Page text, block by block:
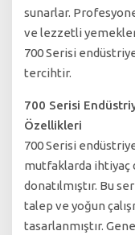
sunarlar.
ve lezzetli
700 Serisi
tercihtir.
700 Serisi
Özellikleri
700 Serisi
mutfaklarda ihtiyaç
donatılmıştır. Bu
talep ve yoğun
tasarlanmıştır.